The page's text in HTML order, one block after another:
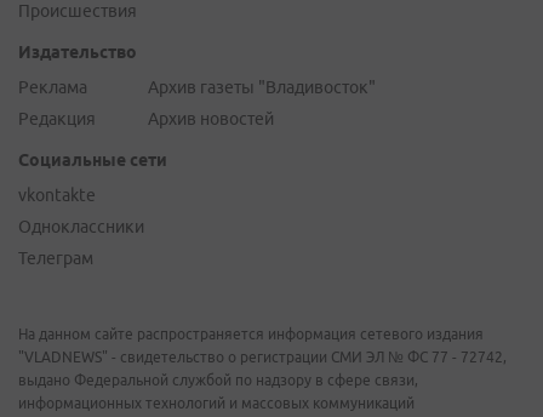
Происшествия
Издательство
Реклама
Редакция
Архив газеты "Владивосток"
Архив новостей
Социальные сети
vkontakte
Одноклассники
Телеграм
На данном сайте распространяется информация сетевого издания
"VLADNEWS" - свидетельство о регистрации СМИ ЭЛ № ФС 77 - 72742,
выдано Федеральной службой по надзору в сфере связи,
информационных технологий и массовых коммуникаций